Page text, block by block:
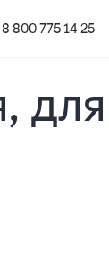
8 800 775 14 25